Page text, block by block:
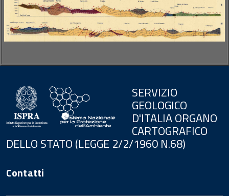
SERVIZIO
GEOLOGICO
D'ITALIA ORGANO
CARTOGRAFICO
DELLO STATO (LEGGE 2/2/1960 N.68)
Contatti